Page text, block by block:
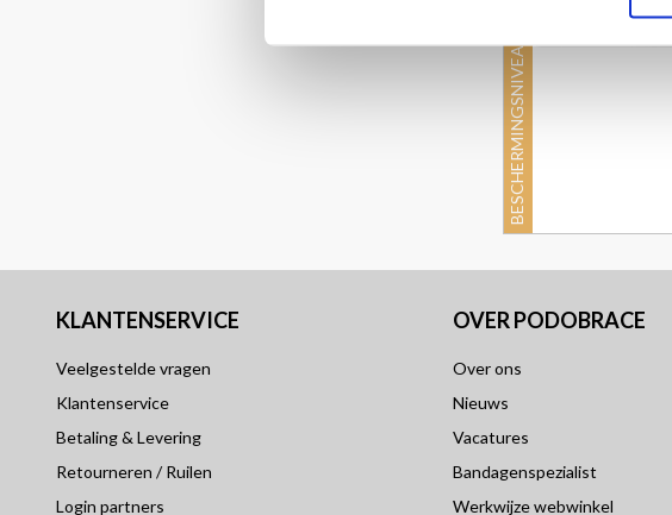
BESCHERMINGSNIVEAU 2
KLANTENSERVICE
Veelgestelde vragen
Klantenservice
Betaling & Levering
Retourneren / Ruilen
Login partners
OVER PODOBRACE
Over ons
Nieuws
Vacatures
Bandagenspezialist
Werkwijze webwinkel